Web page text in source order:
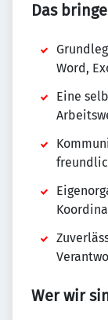
Das
Word,
Eine
Wer wir